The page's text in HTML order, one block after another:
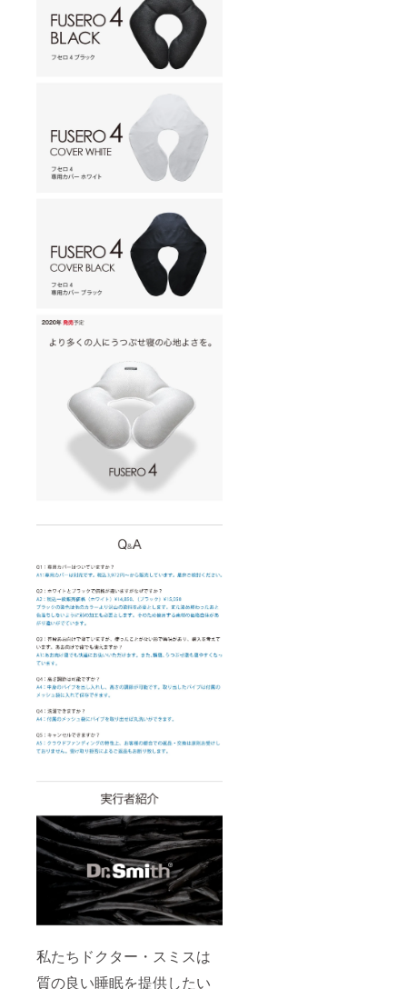
私たちドクター・スミスは
質の良い睡眠を提供したい